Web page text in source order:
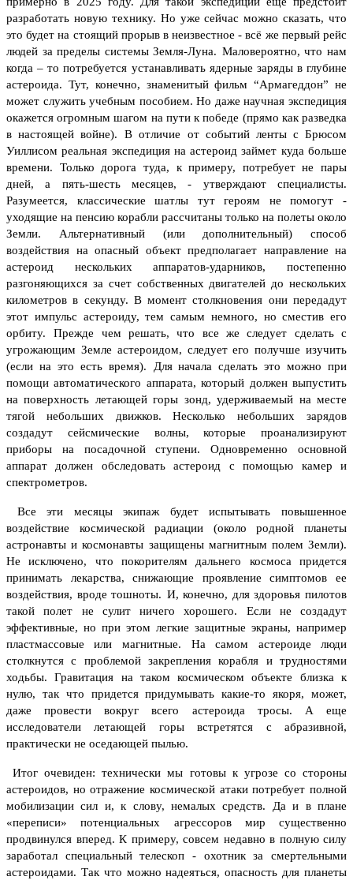
разработать новую технику. Но уже сейчас можно сказать, что
это будет на стоящий прорыв в неизвестное - всё же первый рейс
людей за пределы системы Земля-Луна. Маловероятно, что нам
когда – то потребуется устанавливать ядерные заряды в глубине
астероида. Тут, конечно, знаменитый фильм “Армагеддон” не
может служить учебным пособием. Но даже научная экспедиция
окажется огромным шагом на пути к победе (прямо как разведка
в настоящей войне).
В отличие от событий ленты с Брюсом
Уиллисом реальная экспедиция на астероид займет куда больше
времени. Только дорога туда, к примеру, потребует не пары
дней, а пять-шесть месяцев, - утверждают специалисты.
Разумеется, классические шатлы тут героям не помогут -
уходящие на пенсию корабли рассчитаны только на полеты около
Земли. Альтернативный (или дополнительный) способ
воздействия на опасный объект предполагает направление на
астероид нескольких аппаратов-ударников, постепенно
разгоняющихся за счет собственных двигателей до нескольких
километров в секунду. В момент столкновения они передадут
этот импульс астероиду, тем самым немного, но сместив его
орбиту.
Прежде чем решать, что все же следует сделать с
угрожающим Земле астероидом, следует его получше изучить
(если на это есть время).
Для начала сделать это можно при
помощи автоматического аппарата, который должен выпустить
на поверхность летающей горы зонд, удерживаемый на месте
тягой небольших движков. Несколько небольших зарядов
создадут сейсмические волны, которые проанализируют
приборы на посадочной ступени. Одновременно основной
аппарат должен обследовать астероид с помощью камер и
спектрометров.
Все эти месяцы экипаж будет испытывать повышенное
воздействие космической радиации (около родной планеты
астронавты и космонавты защищены магнитным полем Земли).
Не исключено, что покорителям дальнего космоса придется
принимать лекарства, снижающие проявление симптомов ее
воздействия, вроде тошноты. И, конечно, для здоровья пилотов
такой полет не сулит ничего хорошего. Если не создадут
эффективные, но при этом легкие защитные экраны, например
пластмассовые или магнитные.
На самом астероиде люди
столкнутся с проблемой закрепления корабля и трудностями
ходьбы. Гравитация на таком космическом объекте близка к
нулю, так что придется придумывать какие-то якоря, может,
даже провести вокруг всего астероида тросы. А еще
исследователи летающей горы встретятся с абразивной,
практически не оседающей пылью.
Итог очевиден: технически мы готовы к угрозе со стороны
астероидов, но отражение космической атаки потребует полной
мобилизации сил и, к слову, немалых средств. Да и в плане
«переписи» потенциальных агрессоров мир существенно
продвинулся вперед. К примеру, совсем недавно в полную силу
заработал специальныйтелескоп - охотник за смертельными
астероидами. Так что можно надеяться, опасность для планеты